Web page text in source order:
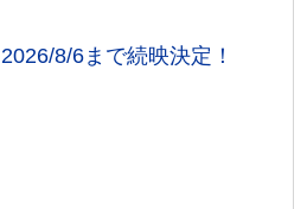
2026/8/6まで続映決定！